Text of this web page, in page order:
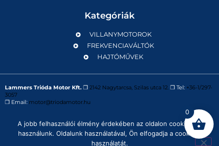
Kategóriák
VILLANYMOTOROK
FREKVENCIAVÁLTÓK
HAJTÓMŰVEK
Lammers Trióda Motor Kft. ❒ 2142 Nagytarcsa, Szilas utca 12. ❒ Tel: +36-1/297-
3057
❒ Email: motor@triodamotor.hu
Powered byDigit-Now Kft.
Adatvédelmi tájékoztató
0
A jobb felhasználói élmény érdekében az oldalon cookie-kat
használunk. Oldalunk használatával, Ön elfogadja a cookie-k
használatát.